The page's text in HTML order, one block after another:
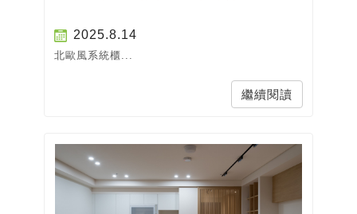
2025.8.14
北歐風系統櫃...
繼續閱讀